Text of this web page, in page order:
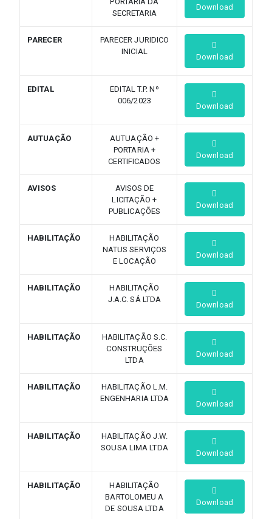
SECRETARIA
Download
PARECER
PARECER JURIDICO
INICIAL
Download
EDITAL
EDITAL T.P. Nº
006/2023
Download
AUTUAÇÃO
AUTUAÇÃO +
PORTARIA +
CERTIFICADOS
Download
AVISOS
AVISOS DE
LICITAÇÃO +
PUBLICAÇÕES
Download
HABILITAÇÃO
HABILITAÇÃO
NATUS SERVIÇOS
E LOCAÇÃO
Download
HABILITAÇÃO
HABILITAÇÃO
J.A.C. SÁ LTDA
Download
HABILITAÇÃO
HABILITAÇÃO S.C.
CONSTRUÇÕES
LTDA
Download
HABILITAÇÃO
HABILITAÇÃO L.M.
ENGENHARIA LTDA
Download
HABILITAÇÃO
HABILITAÇÃO J.W.
SOUSA LIMA LTDA
Download
HABILITAÇÃO
HABILITAÇÃO
BARTOLOMEU A
DE SOUSA LTDA
Download